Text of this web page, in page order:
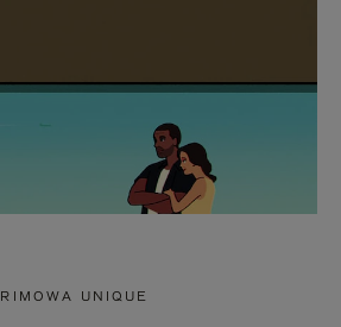
RIMOWA UNIQUE